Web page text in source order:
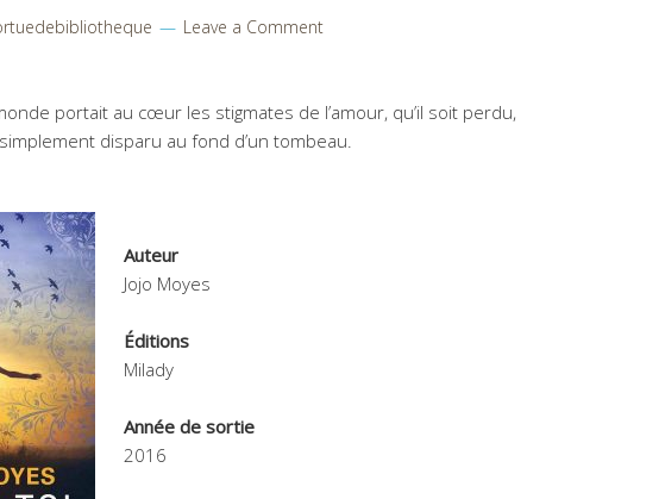
Leave a Comment
portait au cœur les stigmates de l’amour, qu’il soit perdu,
disparu au fond d’un tombeau.
Auteur
Jojo Moyes
Éditions
Milady
Année de sortie
2016